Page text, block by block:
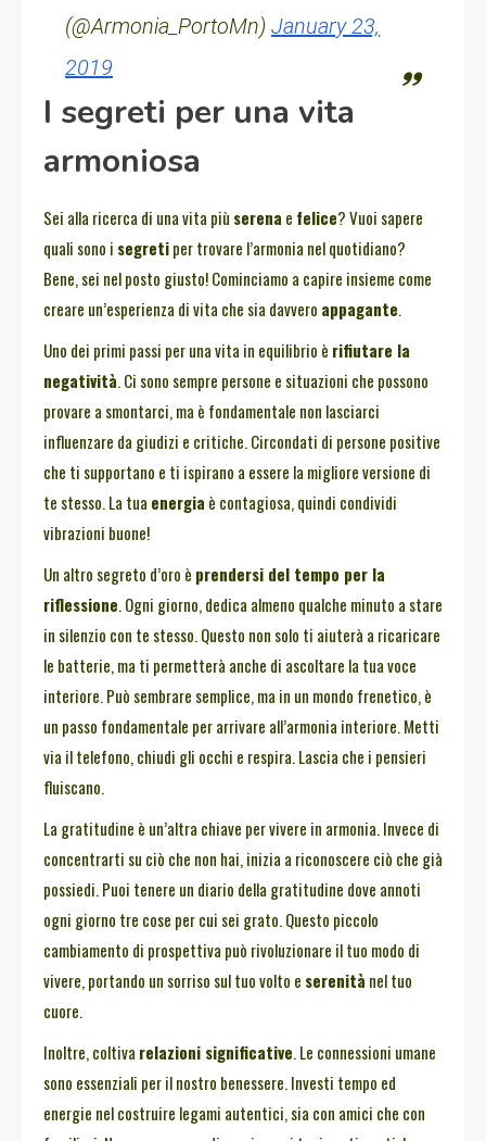
(@Armonia_PortoMn) January 23,
2019
I segreti per una vita
armoniosa
Sei alla ricerca di una vita più serena e felice? Vuoi sapere
quali sono i segretiper trovare l’armonia nel quotidiano?
Bene, sei nel posto giusto! Cominciamo a capire insieme come
creare un’esperienza di vita che sia davvero appagante.
Uno dei primi passi per una vita in equilibrio è rifiutare la
negatività. Ci sono sempre persone e situazioni che possono
provare a smontarci, ma è fondamentale non lasciarci
influenzare da giudizi e critiche. Circondati di persone positive
che ti supportano e ti ispirano a essere la migliore versione di
te stesso. La tua energia è contagiosa, quindi condividi
vibrazioni buone!
Un altro segreto d’oro è prendersi del tempo per la
riflessione. Ogni giorno, dedica almeno qualche minuto a stare
in silenzio con te stesso. Questo non solo ti aiuterà a ricaricare
le batterie, ma ti permetterà anche di ascoltare la tua voce
interiore. Può sembrare semplice, ma in un mondo frenetico, è
un passo fondamentale per arrivare all’armonia interiore. Metti
via il telefono, chiudi gli occhi e respira. Lascia che i pensieri
fluiscano.
La gratitudine è un’altra chiave per vivere in armonia. Invece di
concentrarti su ciò che non hai, inizia a riconoscere ciò che già
possiedi. Puoi tenere un diario della gratitudine dove annoti
ogni giorno tre cose per cui sei grato. Questo piccolo
cambiamento di prospettiva può rivoluzionare il tuo modo di
vivere, portando un sorriso sul tuo volto e serenità nel tuo
cuore.
Inoltre, coltiva relazioni significative. Le connessioni umane
sono essenziali per il nostro benessere. Investi tempo ed
energie nel costruire legami autentici, sia con amici che con